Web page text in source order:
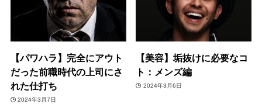
【パワハラ】完全にアウト
だった前職時代の上司にさ
れた仕打ち
2024年3月7日
【美容】垢抜けに必要なコ
ト：メンズ編
2024年3月6日